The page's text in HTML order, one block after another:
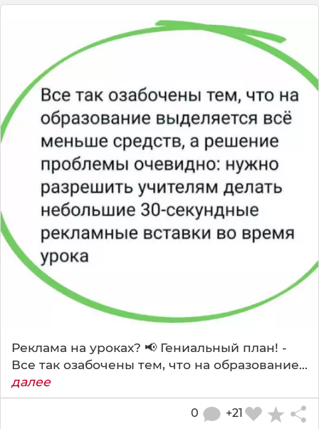
Реклама на уроках? 📢 Гениальный план! -
Все так озабочены тем, что на образование...
далее
+21
0